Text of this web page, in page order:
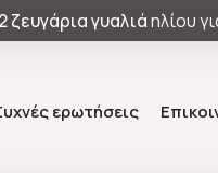
2 ζευγάρια γυαλιάηλίου
ερωτήσεις